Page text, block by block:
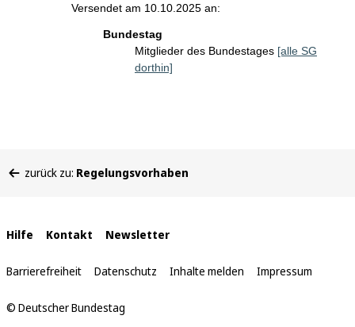
Versendet am 10.10.2025 an:
Bundestag
Mitglieder des Bundestages [alle SG
dorthin]
befinden
zurück zu: Regelungsvorhaben
Interne
Links
Hilfe Kontakt Newsletter
Barrierefreiheit Datenschutz Inhalte melden Impressum
© Deutscher Bundestag